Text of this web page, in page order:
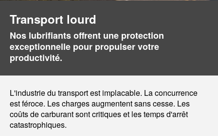
Transport lourd
Nos lubrifiants offrent une protection
exceptionnelle pour propulser votre
productivité.
L'industrie du transport est implacable. La concurrence
est féroce. Les charges augmentent sans cesse. Les
coûts de carburant sont critiques et les temps d'arrêt
catastrophiques.